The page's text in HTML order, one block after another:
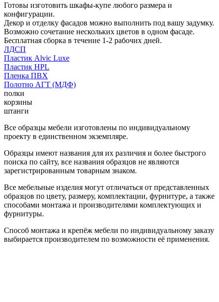
Готовы изготовить шкафы-купе любого размера и
конфигурации.
Декор и отделку фасадов можно выполнить под вашу задумку.
Возможно сочетание нескольких цветов в одном фасаде.
Бесплатная сборка в течение 1-2 рабочих дней.
ЛДСП
Пластик Alvic Luxe
Пластик HPL
Пленка ПВХ
Полотно АГТ (МДФ)
полки
корзины
штанги
Все образцы мебели изготовлены по индивидуальному
проекту в единственном экземпляре.
Образцы имеют названия для их различия и более быстрого
поиска по сайту, все названия образцов не являются
зарегистрированным товарным знаком.
Все мебельные изделия могут отличаться от представленных
образцов по цвету, размеру, комплектации, фурнитуре, а также
способами монтажа и производителями комплектующих и
фурнитуры.
Способ монтажа и крепёж мебели по индивидуальному заказу
выбирается производителем по возможности её применения.